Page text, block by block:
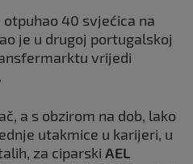
40 svjećica na
je u drugoj portugalskoj
vrijedi
a s obzirom na dob, lako
utakmice u karijeri, u
za ciparski AEL